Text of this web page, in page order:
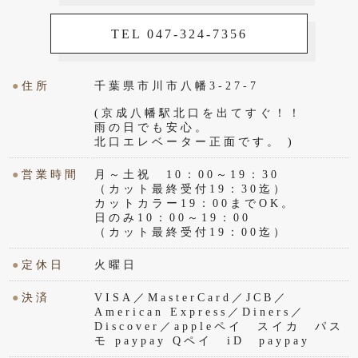
TEL 047-324-7356
●住所 千葉県市川市八幡3-27-7
(京成八幡駅北口を出てすぐ！！
雨の日でも安心。
北口エレベーター正面です。 )
●営業時間
月～土祝 10：00～19：30
（カット最終受付19：30迄）
カットカラー19：00までOK。
日のみ10：00～19：00
（カット最終受付19：00迄）
● 定休日 火曜日
●決済
VISA／MasterCard／JCB／
American Express／Diners／
Discover／appleペイ スイカ パス
モ paypay Qペイ iD paypay